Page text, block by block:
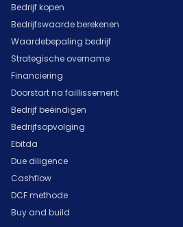
Bedrijf kopen
Bedrijfswaarde berekenen
Waardebepaling bedrijf
Strategische overname
Financiering
Doorstart na faillissement
Bedrijf beëindigen
Bedrijfsopvolging
Ebitda
Due diligence
Cashflow
DCF methode
Buy and build